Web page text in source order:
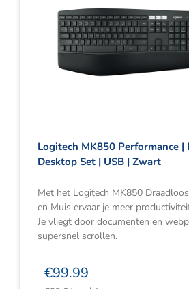
Logitech MK850 Performance |
Desktop Set | USB | Zwart
Met het Logitech MK850
en Muis ervaar je meer
Je vliegt door documenten en
supersnel scrollen.
€99.99